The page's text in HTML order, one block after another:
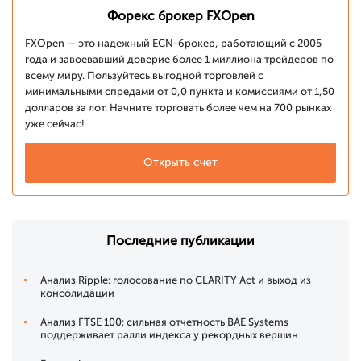
Форекс брокер FXOpen
FXOpen — это надежный ECN-брокер, работающий с 2005
года и завоевавший доверие более 1 миллиона трейдеров по
всему миру. Пользуйтесь выгодной торговлей с
минимальными спредами от 0,0 пункта и комиссиями от 1,50
долларов за лот. Начните торговать более чем на 700 рынках
уже сейчас!
Открыть счет
Последние публикации
Анализ Ripple: голосование по CLARITY Act и выход из
консолидации
Анализ FTSE 100: сильная отчетность BAE Systems
поддерживает ралли индекса у рекордных вершин